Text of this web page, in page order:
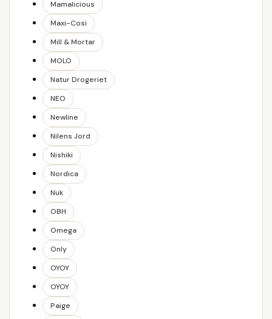
Mamalicious
Maxi-Cosi
Mill & Mortar
MOLO
Natur Drogeriet
NEO
Newline
Nilens Jord
Nishiki
Nordica
Nuk
OBH
Omega
Only
OYOY
OYOY
Paige